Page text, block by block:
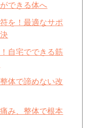
できる体へ
を！最適なサポ
自宅でできる筋
体で諦めない改
み、整体で根本